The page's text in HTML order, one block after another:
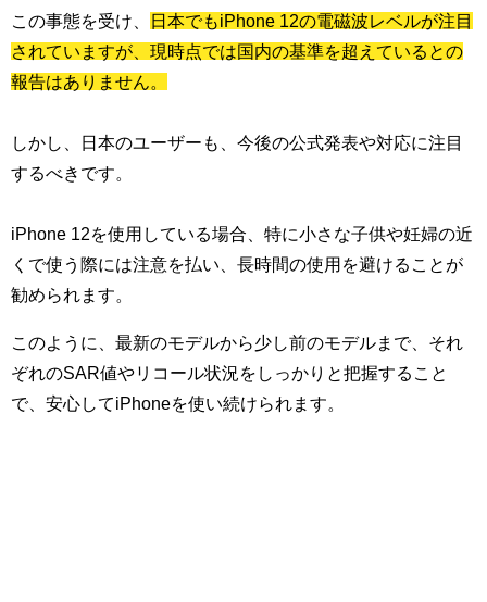
この事態を受け、
日本でもiPhone 12の電磁波レベルが注目
されていますが、現時点では国内の基準を超えているとの
報告はありません。
しかし、日本のユーザーも、今後の公式発表や対応に注目
するべきです。
iPhone 12を使用している場合、特に小さな子供や妊婦の近
くで使う際には注意を払い、長時間の使用を避けることが
勧められます。
このように、最新のモデルから少し前のモデルまで、それ
ぞれのSAR値やリコール状況をしっかりと把握すること
で、安心してiPhoneを使い続けられます。